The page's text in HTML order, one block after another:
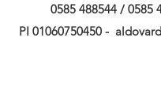
0585 488544 / 0585
PI 01060750450 -